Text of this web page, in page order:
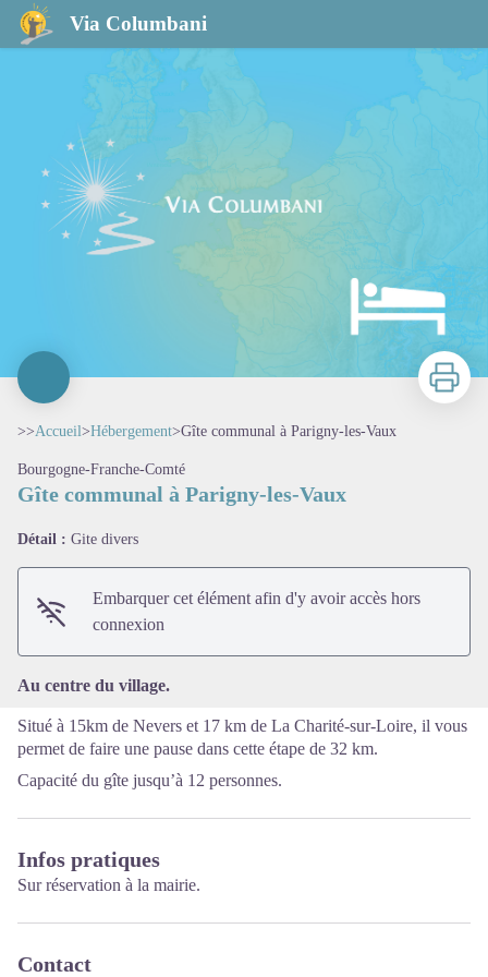
Via Columbani
Gîte communal à Parigny-les-Vaux
Imprimer
>>Accueil>Hébergement>Gîte communal à Parigny-les-Vaux
Bourgogne-Franche-Comté
Gîte communal à Parigny-les-Vaux
Détail : Gite divers
Embarquer cet élément afin d'y avoir accès hors
connexion
Au centre du village.
Situé à 15km de Nevers et 17 km de La Charité-sur-Loire, il vous
permet de faire une pause dans cette étape de 32 km.
Capacité du gîte jusqu’à 12 personnes.
Infos pratiques
Sur réservation à la mairie.
Contact